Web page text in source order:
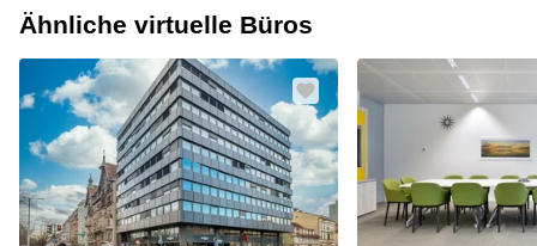
Ähnliche virtuelle Büros